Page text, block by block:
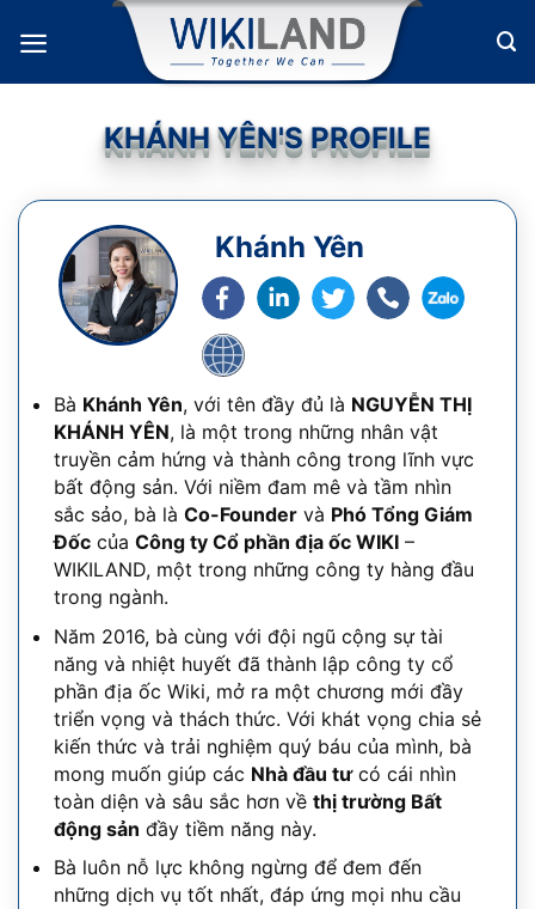
qua
nội
KHÁNH YÊN'S PROFILE
Khánh Yên
Bà Khánh Yên, với tên đầy đủ là NGUYỄN THỊ
KHÁNH YÊN, là một trong những nhân vật
truyền cảm hứng và thành công trong lĩnh vực
bất động sản. Với niềm đam mê và tầm nhìn
sắc sảo, bà là Co-Founder và Phó Tổng Giám
Đốc của Công ty Cổ phần địa ốc WIKI –
WIKILAND, một trong những công ty hàng đầu
trong ngành.
Năm 2016, bà cùng với đội ngũ cộng sự tài
năng và nhiệt huyết đã thành lập công ty cổ
phần địa ốc Wiki, mở ra một chương mới đầy
triển vọng và thách thức. Với khát vọng chia sẻ
kiến thức và trải nghiệm quý báu của mình, bà
mong muốn giúp các Nhà đầu tưcó cái nhìn
toàn diện và sâu sắc hơn về thị trường Bất
động sản đầy tiềm năng này.
Bà luôn nỗ lực không ngừng để đem đến
những dịch vụ tốt nhất, đáp ứng mọi nhu cầu